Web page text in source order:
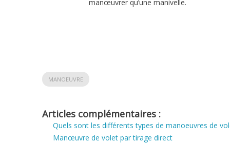
manœuvrer qu’une manivelle.
MANOEUVRE
Articles complémentaires :
Quels sont les différents types de manoeuvres de
Manœuvre de volet par tirage direct